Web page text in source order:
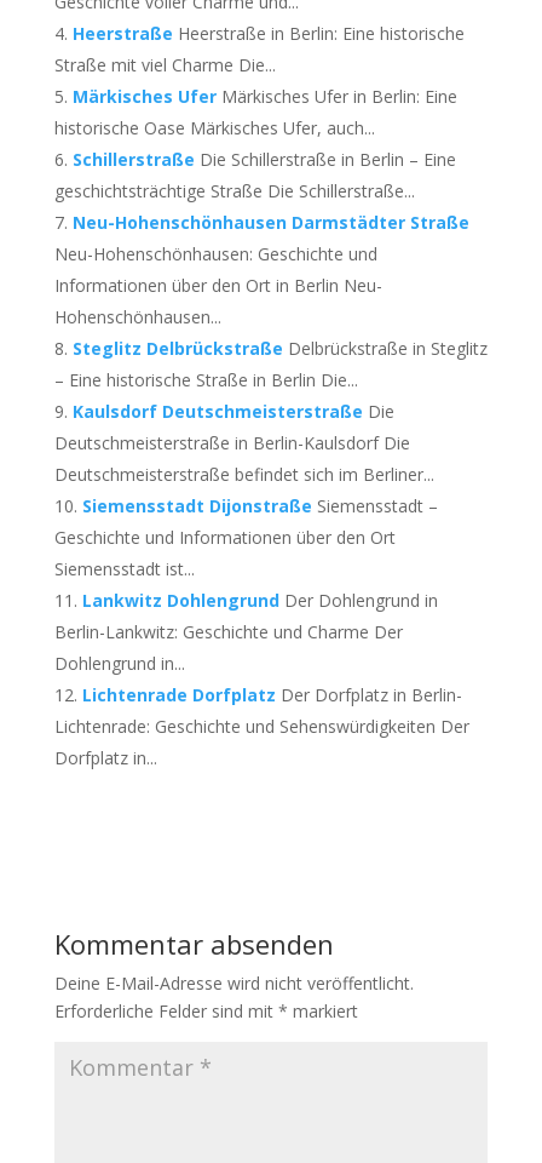
Heerstraße Heerstraße in Berlin: Eine historische
Straße mit viel Charme Die...
Märkisches Ufer Märkisches Ufer in Berlin: Eine
historische Oase Märkisches Ufer, auch...
Schillerstraße Die Schillerstraße in Berlin – Eine
geschichtsträchtige Straße Die Schillerstraße...
Neu-Hohenschönhausen Darmstädter Straße
Neu-Hohenschönhausen: Geschichte und
Informationen über den Ort in Berlin Neu-
Hohenschönhausen...
Steglitz Delbrückstraße Delbrückstraße in Steglitz
– Eine historische Straße in Berlin Die...
Kaulsdorf Deutschmeisterstraße Die
Deutschmeisterstraße in Berlin-Kaulsdorf Die
Deutschmeisterstraße befindet sich im Berliner...
Siemensstadt Dijonstraße Siemensstadt –
Geschichte und Informationen über den Ort
Siemensstadt ist...
Lankwitz Dohlengrund Der Dohlengrund in
Berlin-Lankwitz: Geschichte und Charme Der
Dohlengrund in...
Lichtenrade Dorfplatz Der Dorfplatz in Berlin-
Lichtenrade: Geschichte und Sehenswürdigkeiten Der
Dorfplatz in...
Kommentar absenden
Deine E-Mail-Adresse wird nicht veröffentlicht.
Erforderliche Felder sind mit * markiert